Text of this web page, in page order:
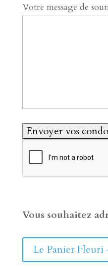
Votre message de
Vous souhaitez
Le Panier Fleuri